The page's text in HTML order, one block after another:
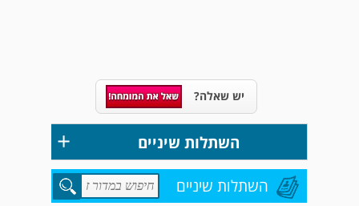
יש שאלה?
השתלות שיניים +
השתלות שיניים